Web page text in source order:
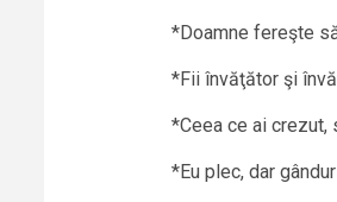
*Doamne fereşte
*Fii învăţător şi
*Ceea ce ai crezut,
*Eu plec, dar